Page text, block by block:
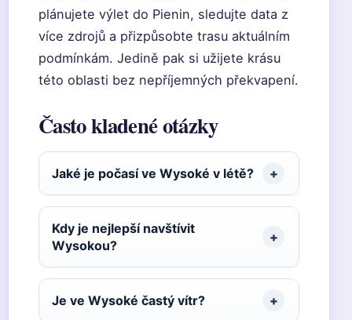
plánujete výlet do Pienin, sledujte data z
více zdrojů a přizpůsobte trasu aktuálním
podmínkám. Jedině pak si užijete krásu
této oblasti bez nepříjemných překvapení.
Často kladené otázky
Jaké je počasí ve Wysoké v létě?
Kdy je nejlepší navštívit
Wysokou?
Je ve Wysoké častý vítr?